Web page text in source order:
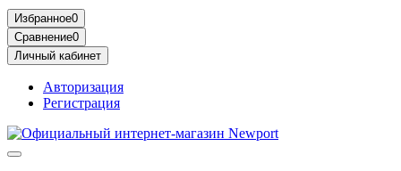
Избранное0
Сравнение0
Личный кабинет
Авторизация
Регистрация